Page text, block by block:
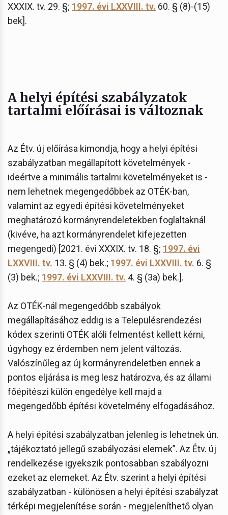
XXXIX. tv. 29. §; 1997. évi LXXVIII. tv. 60. § (8)-(15)
bek].
A helyi építési szabályzatok
tartalmi előírásai is változnak
Az Étv. új előírása kimondja, hogy a helyi építési
szabályzatban megállapított követelmények -
ideértve a minimális tartalmi követelményeket is -
nem lehetnek megengedőbbek az OTÉK-ban,
valamint az egyedi építési követelményeket
meghatározó kormányrendeletekben foglaltaknál
(kivéve, ha azt kormányrendelet kifejezetten
megengedi) [2021. évi XXXIX. tv. 18. §; 1997. évi
LXXVIII. tv. 13. § (4) bek.; 1997. évi LXXVIII. tv. 6. §
(3) bek.; 1997. évi LXXVIII. tv. 4. § (3a) bek.].
Az OTÉK-nál megengedőbb szabályok
megállapításához eddig is a Településrendezési
kódex szerinti OTÉK alóli felmentést kellett kérni,
úgyhogy ez érdemben nem jelent változás.
Valószínűleg az új kormányrendeletben ennek a
pontos eljárása is meg lesz határozva, és az állami
főépítészi külön engedélye kell majd a
megengedőbb építési követelmény elfogadásához.
A helyi építési szabályzatban jelenleg is lehetnek ún.
„tájékoztató jellegű szabályozási elemek”. Az Étv. új
rendelkezése igyekszik pontosabban szabályozni
ezeket az elemeket. Az Étv. szerint a helyi építési
szabályzatban - különösen a helyi építési szabályzat
térképi megjelenítése során - megjeleníthető olyan